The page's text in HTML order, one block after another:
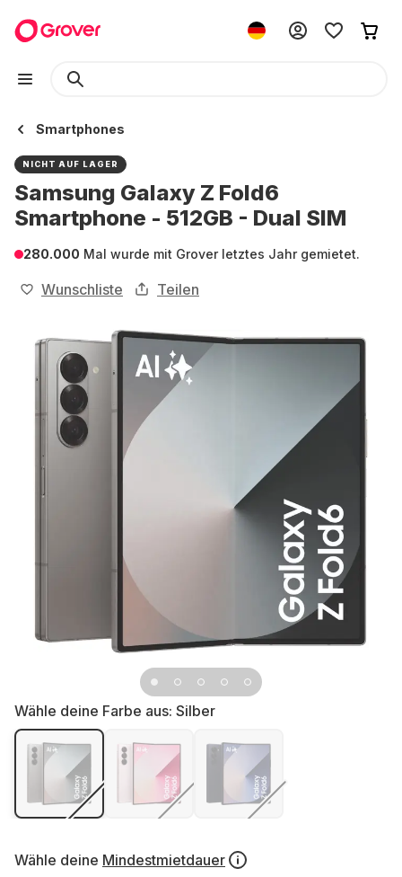
Smartphones
NICHT AUF LAGER
Samsung Galaxy Z Fold6
Smartphone - 512GB - Dual SIM
280.000 Mal wurde mit Grover letztes Jahr gemietet.
Wunschliste Teilen
Wähle deine Farbe aus: Silber
Wähle deine Mindestmietdauer